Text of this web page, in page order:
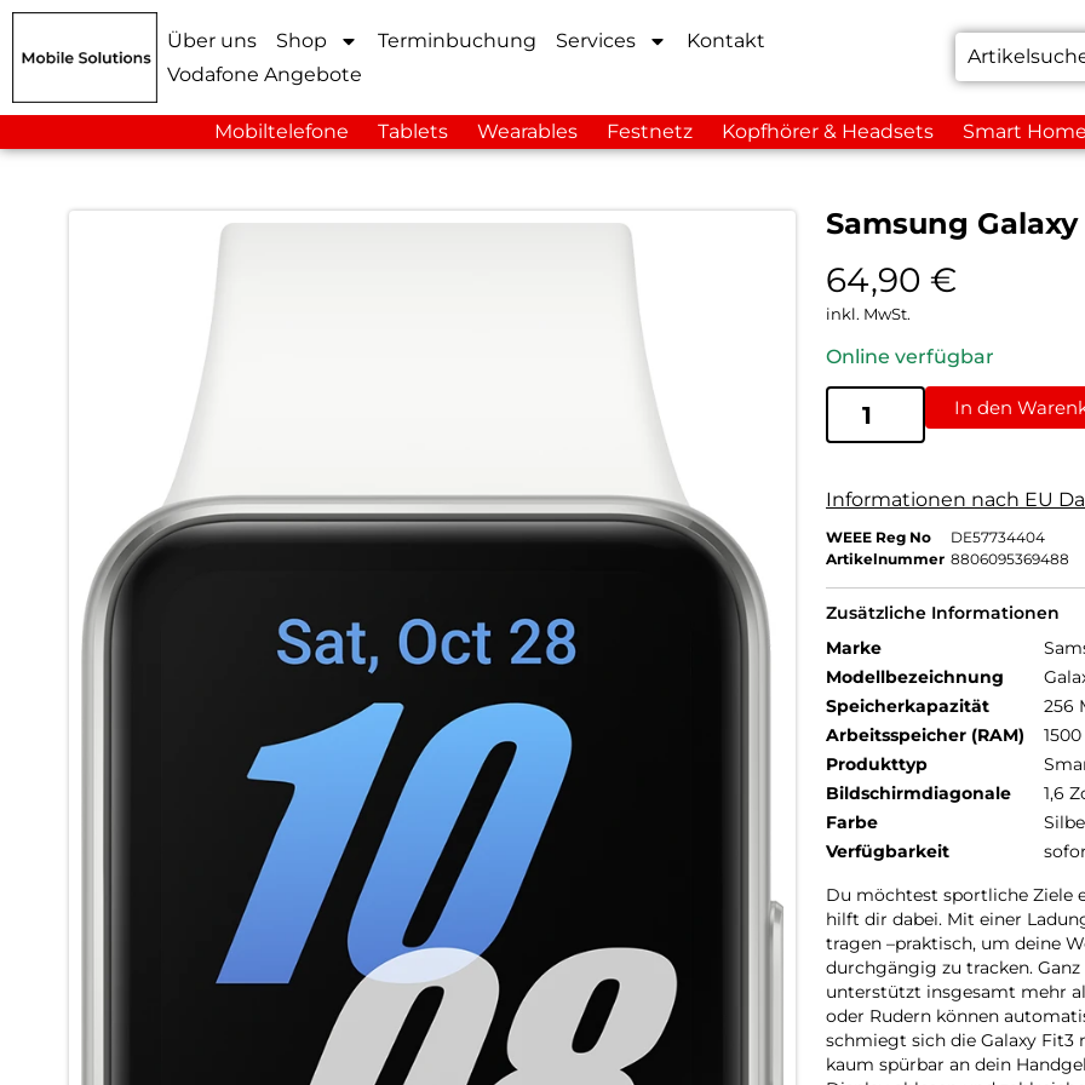
Über uns Shop Terminbuchung Services
Kontakt
Vodafone Angebote
Mobiltelefone Tablets Wearables Festnetz Kopfhörer & Headsets Smart
Samsung
64,90 €
inkl. MwSt.
Online verfügbar
In den
Informationen nach EU
WEEE Reg No
DE57734404
Artikelnummer 8806095369488
Zusätzliche Informationen
Marke
Modellbezeichnung
Speicherkapazität
256
Arbeitsspeicher (RAM)
Produkttyp
Bildschirmdiagonale
1,6
Farbe
Verfügbarkeit
Du möchtest sportliche Ziele
hilft dir dabei. Mit einer
tragen –praktisch, um deine
durchgängig zu tracken.
unterstützt insgesamt mehr
oder Rudern können
schmiegt sich die Galaxy
kaum spürbar an dein